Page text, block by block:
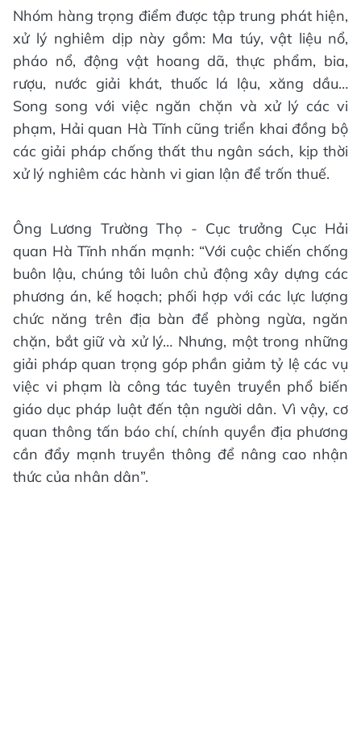
Nhóm hàng trọng điểm được tập trung phát hiện,
xử lý nghiêm dịp này gồm: Ma túy, vật liệu nổ,
pháo nổ, động vật hoang dã, thực phẩm, bia,
rượu, nước giải khát, thuốc lá lậu, xăng dầu…
Song song với việc ngăn chặn và xử lý các vi
phạm, Hải quan Hà Tĩnh cũng triển khai đồng bộ
các giải pháp chống thất thu ngân sách, kịp thời
xử lý nghiêm các hành vi gian lận để trốn thuế.
Ông Lương Trường Thọ - Cục trưởng Cục Hải
quan Hà Tĩnh nhấn mạnh: “Với cuộc chiến chống
buôn lậu, chúng tôi luôn chủ động xây dựng các
phương án, kế hoạch; phối hợp với các lực lượng
chức năng trên địa bàn để phòng ngừa, ngăn
chặn, bắt giữ và xử lý… Nhưng, một trong những
giải pháp quan trọng góp phần giảm tỷ lệ các vụ
việc vi phạm là công tác tuyên truyền phổ biến
giáo dục pháp luật đến tận người dân. Vì vậy, cơ
quan thông tấn báo chí, chính quyền địa phương
cần đẩy mạnh truyền thông để nâng cao nhận
thức của nhân dân”.